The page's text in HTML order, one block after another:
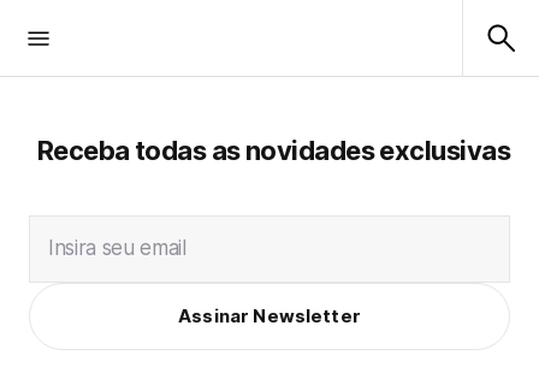
Receba todas as novidades exclusivas
Insira seu email
Assinar Newsletter